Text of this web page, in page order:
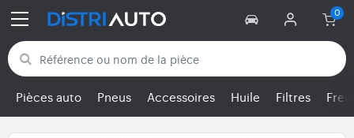
Retour aux catégories
Pièces auto Pneus Accessoires Huile Filtres